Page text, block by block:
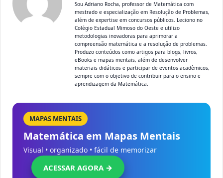
Sou Adriano Rocha, professor de Matemática com
mestrado e especialização em Resolução de Problemas,
além de expertise em concursos públicos. Leciono no
Colégio Estadual Mimoso do Oeste e utilizo
metodologias inovadoras para aprimorar a
compreensão matemática e a resolução de problemas.
Produzo conteúdos como artigos para blogs, livros,
eBooks e mapas mentais, além de desenvolver
materiais didáticos e participar de eventos acadêmicos,
sempre com o objetivo de contribuir para o ensino e
aprendizagem da Matemática.
MAPAS MENTAIS
Matemática em Mapas Mentais
Visual • organizado • fácil de memorizar
ACESSAR AGORA →